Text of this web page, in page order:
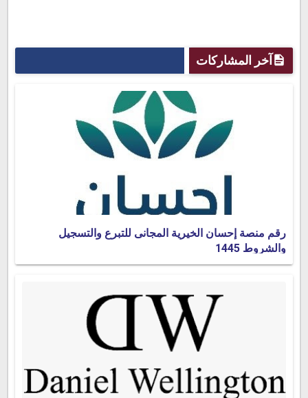
آخر المشاركات
رقم منصة إحسان الخيرية المجانى للتبرع والتسجيل
والشروط 1445